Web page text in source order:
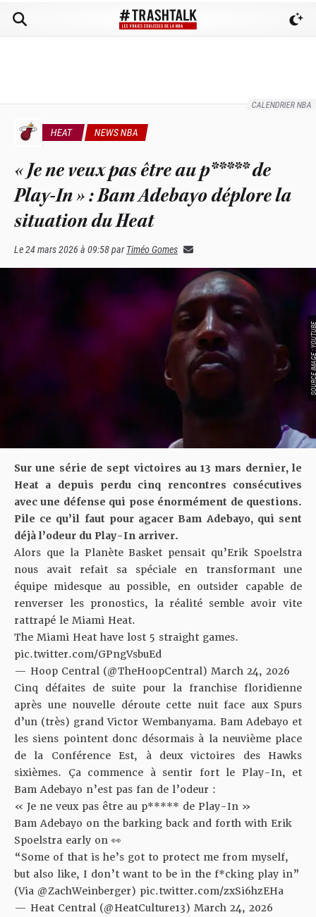
CALENDRIER NBA
HEAT NEWS NBA
« Je ne veux pas être au p***** de
Play-In » : Bam Adebayo déplore la
situation du Heat
Le24 mars 2026 à 09:58par Timéo Gomes
SOURCE
Sur une série de sept victoires au 13 mars dernier, le
Heat a depuis perdu cinq rencontres consécutives
avec une défense qui pose énormément de questions.
Pile ce qu’il faut pour agacer Bam Adebayo, qui sent
déjà l’odeur du Play-In arriver.
Alors que la Planète Basket pensait qu’Erik Spoelstra
nous avait refait sa spéciale en transformant une
équipe midesque au possible, en outsider capable de
renverser les pronostics, la réalité semble avoir vite
rattrapé le Miami Heat.
The Miami Heat have lost 5 straight games.
pic.twitter.com/GPngVsbuEd
— Hoop Central (@TheHoopCentral) March 24, 2026
Cinq défaites de suite pour la franchise floridienne
après une nouvelle déroute cette nuit face aux Spurs
d’un (très) grand Victor Wembanyama. Bam Adebayo et
les siens pointent donc désormais à la neuvième place
de la Conférence Est, à deux victoires des Hawks
sixièmes. Ça commence à sentir fort le Play-In, et
Bam Adebayo n’est pas fan de l’odeur :
« Je ne veux pas être au p***** de Play-In »
Bam Adebayo on the barking back and forth with Erik
Spoelstra early on 👀
“Some of that is he’s got to protect me from myself,
but also like, I don’t want to be in the f*cking play in”
(Via @ZachWeinberger) pic.twitter.com/zxSi6hzEHa
— Heat Central (@HeatCulture13) March 24, 2026